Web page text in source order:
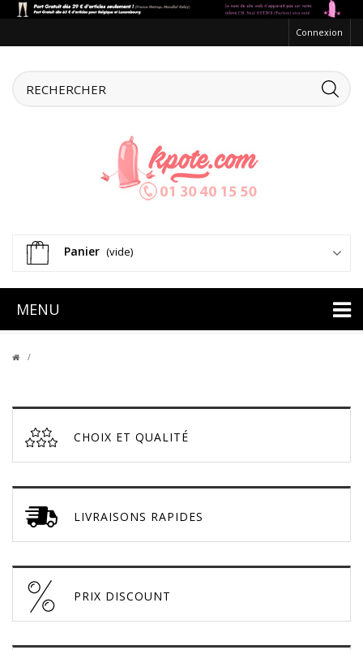
Connexion
Panier (vide)
MENU
CHOIX ET QUALITÉ
LIVRAISONS RAPIDES
PRIX DISCOUNT